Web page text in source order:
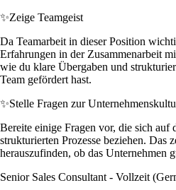
✨Zeige Teamgeist
Da Teamarbeit in dieser Position
Erfahrungen in der Zusammenarbeit
wie du klare Übergaben und
Team gefördert hast.
✨Stelle Fragen zur
Bereite einige Fragen vor, die sich auf
strukturierten Prozesse beziehen. Das
herauszufinden, ob das Unternehmen
Senior Sales Consultant - Vollzeit